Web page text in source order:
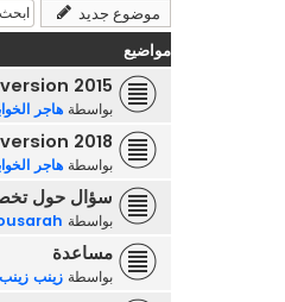
موضوع جديد
مواضيع
2015
بواسطة هاجر
2018
بواسطة هاجر
سؤال حول
بواسطة
مساعدة
بواسطة زينب زينب